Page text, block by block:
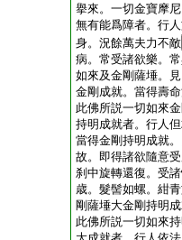
擧來。一切金寶摩
無有能爲障者。行
身。況餘萬夫力不敵
病。常受諸欲樂。
如來及金剛薩埵。
金剛成就。當得壽
此佛所説一切如來
持明成就者。行人
當得金剛持明成就
故。即得諸欲隨意
刹中旋轉還復。受
歳。髮髻如螺。紺
剛薩埵大金剛持明
此佛所説一切如來